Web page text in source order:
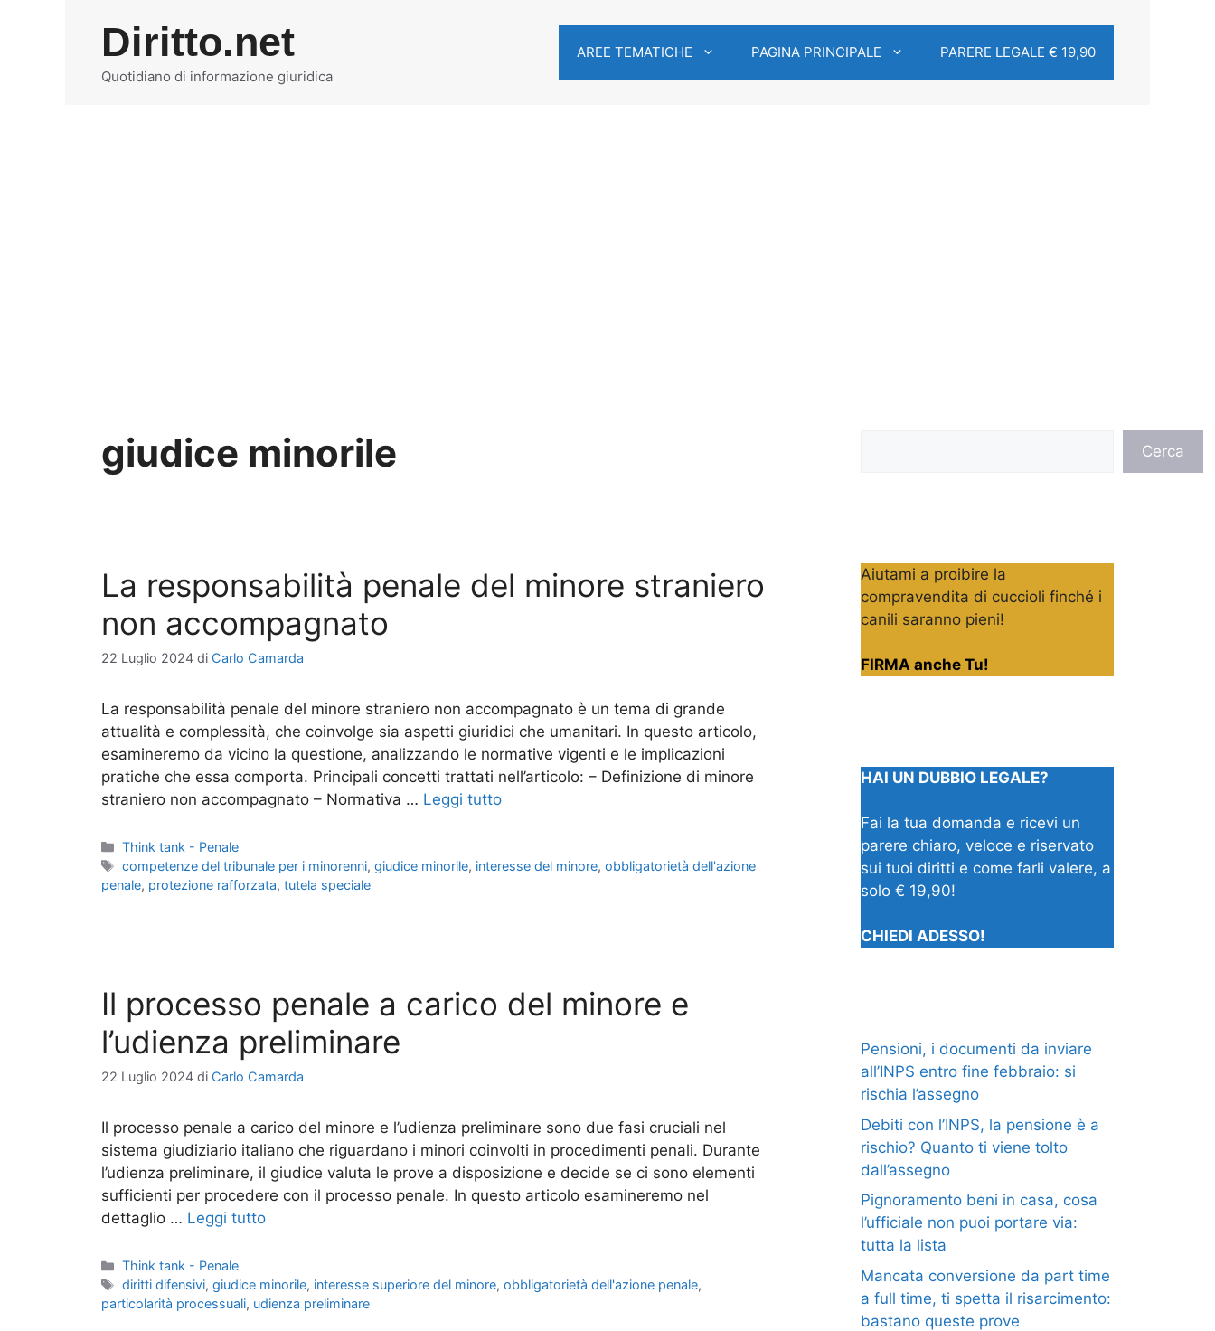
Diritto.net
Quotidiano di informazione giuridica
AREE TEMATICHE PAGINA PRINCIPALE PARERE LEGALE € 19,90
giudice minorile
La responsabilità penale del minore straniero
non accompagnato
22 Luglio 2024 di Carlo Camarda
La responsabilità penale del minore straniero non accompagnato è un tema di grande
attualità e complessità, che coinvolge sia aspetti giuridici che umanitari. In questo articolo,
esamineremo da vicino la questione, analizzando le normative vigenti e le implicazioni
pratiche che essa comporta. Principali concetti trattati nell’articolo: – Definizione di minore
straniero non accompagnato – Normativa … Leggi tutto
Categorie
Think tank - Penale
Tag
competenze del tribunale per i minorenni,giudice minorile, interesse del minore,obbligatorietà dell'azione
penale, protezione rafforzata, tutela speciale
Il processo penale a carico del minore e
l’udienza preliminare
22 Luglio 2024 di Carlo Camarda
Il processo penale a carico del minore e l’udienza preliminare sono due fasi cruciali nel
sistema giudiziario italiano che riguardano i minori coinvolti in procedimenti penali. Durante
l’udienza preliminare, il giudice valuta le prove a disposizione e decide se ci sono elementi
sufficienti per procedere con il processo penale. In questo articolo esamineremo nel
dettaglio … Leggi tutto
Categorie
Think tank - Penale
Tag
diritti difensivi,giudice minorile, interesse superiore del minore,obbligatorietà dell'azione penale,
particolarità processuali, udienza preliminare
Cerca
Aiutami a proibire la
compravendita di cuccioli finché i
canili saranno pieni!
FIRMA anche Tu!
HAI UN DUBBIO LEGALE?
Fai la tua domanda e ricevi un
parere chiaro, veloce e riservato
sui tuoi diritti e come farli valere, a
solo € 19,90!
CHIEDI ADESSO!
Pensioni, i documenti da inviare
all’INPS entro fine febbraio: si
rischia l’assegno
Debiti con l’INPS, la pensione è a
rischio? Quanto ti viene tolto
dall’assegno
Pignoramento beni in casa, cosa
l’ufficiale non puoi portare via:
tutta la lista
Mancata conversione da part time
a full time, ti spetta il risarcimento:
bastano queste prove